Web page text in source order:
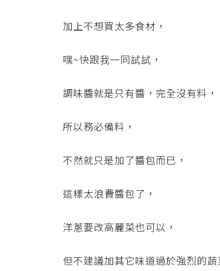
加上不想買太多食材，
嘿~快跟我一同試試，
調味醬就是只有醬，完全沒有料，
所以務必備料，
不然就只是加了醬包而已，
這樣太浪費醬包了，
洋蔥要改高麗菜也可以，
但不建議加其它味道過於強烈的